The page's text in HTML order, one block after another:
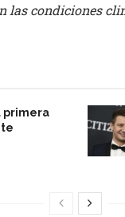
las condiciones
primera